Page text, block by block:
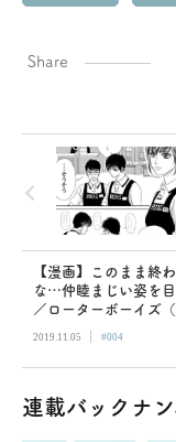
Share
【漫画】このまま終
な…仲睦まじい姿を
／ローターボーイズ（
2019.11.05 | #004
連載バックナ